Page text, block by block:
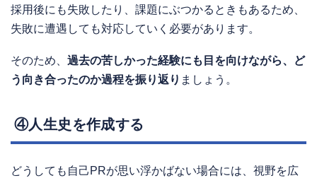
採用後にも失敗したり、課題にぶつかるときもあるため、
失敗に遭遇しても対応していく必要があります。
そのため、 過去の苦しかった経験にも目を向けながら、ど
う向き合ったのか過程を振り返り ましょう。
④人生史を作成する
どうしても自己PRが思い浮かばない場合には、視野を広